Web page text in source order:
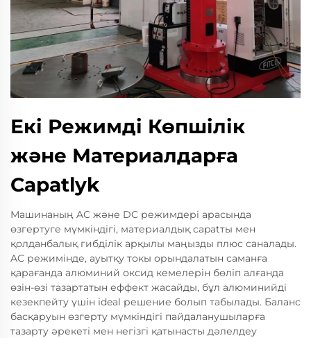
Екі Режимді Көпшілік
және Материалдарға
Сapatlyk
Машинаның AC және DC режимдері арасында
өзгертуге мүмкіндігі, материалдық сapatты мен
қолданбалық гибділік арқылы маңызды плюс саналады.
AC режимінде, ауытқу токы орындалатын саманға
қарағанда алюминий оксид кемелерін бөліп алғанда
өзін-өзі тазартатын еффект жасайды, бұл алюминийді
кезекпейту үшін іdeal решение болып табылады. Баланс
басқаруын өзгерту мүмкіндігі пайдаланушыларға
тазарту әрекеті мен негізгі қатынасты дәлелдеу